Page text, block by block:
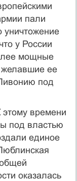
пали
уничтожение
у России
мощные
ее
под
этому времени
под властью
единое
оказалась